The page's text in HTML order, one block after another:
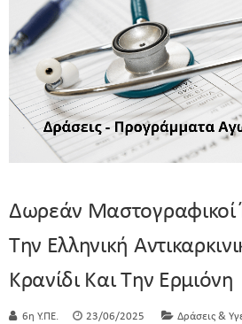
Δωρεάν Μαστογραφικοί
Την Ελληνική
Κρανίδι Και Την Ερμιόνη
6η Υ.ΠΕ. 23/06/2025 Δράσεις &